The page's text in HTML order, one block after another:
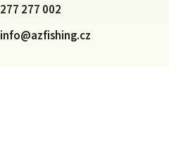
277 277 002
info@azfishing.cz